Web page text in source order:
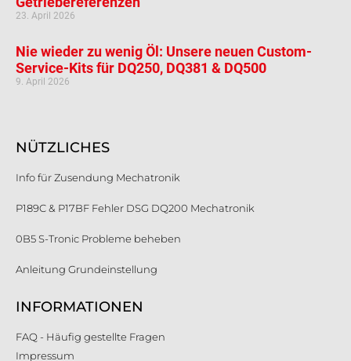
23. April 2026
Nie wieder zu wenig Öl: Unsere neuen Custom-
Service-Kits für DQ250, DQ381 & DQ500
9. April 2026
NÜTZLICHES
Info für Zusendung Mechatronik
P189C & P17BF Fehler DSG DQ200 Mechatronik
0B5 S-Tronic Probleme beheben
Anleitung Grundeinstellung
INFORMATIONEN
FAQ - Häufig gestellte Fragen
Impressum